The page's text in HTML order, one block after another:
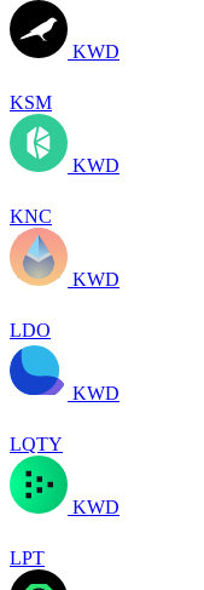
KWD
KSM
KWD
KNC
KWD
LDO
KWD
LQTY
KWD
LPT